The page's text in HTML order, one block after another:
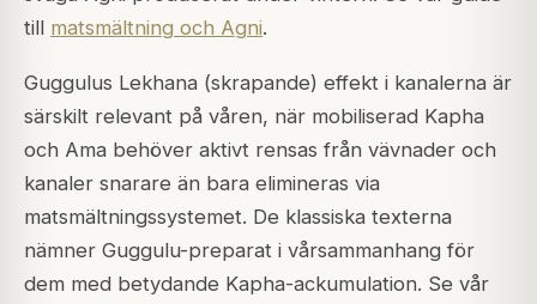
till matsmältning och Agni.
Guggulus Lekhana (skrapande) effekt i kanalerna är
särskilt relevant på våren, när mobiliserad Kapha
och Ama behöver aktivt rensas från vävnader och
kanaler snarare än bara elimineras via
matsmältningssystemet. De klassiska texterna
nämner Guggulu-preparat i vårsammanhang för
dem med betydande Kapha-ackumulation. Se vår